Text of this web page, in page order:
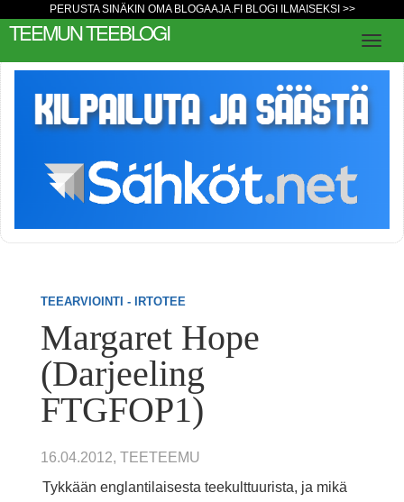
PERUSTA SINÄKIN OMA BLOGAAJA.FI BLOGI ILMAISEKSI >>
TEEMUN TEEBLOGI
TEEARVIOINTI - IRTOTEE
Margaret Hope
(Darjeeling
FTGFOP1)
16.04.2012, TEETEEMU
Tykkään englantilaisesta teekulttuurista, ja mikä